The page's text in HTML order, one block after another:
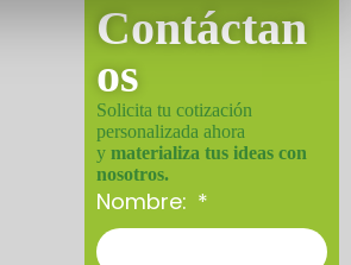
Contáctan
os
Solicita tu cotización
personalizada ahora
y materializa tus ideas con
nosotros.
Nombre: